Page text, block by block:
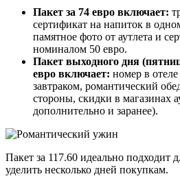
Пакет за 74 евро включает:
сертификат на напиток в
памятное фото от аутлета и
номиналом 50 евро.
Пакет выходного дня
евро включает: номер в
завтраком, романтический
стороны, скидки в магазинах
дополнительно и заранее).
Пакет за 117.60 идеально
уделить несколько дней покупкам.